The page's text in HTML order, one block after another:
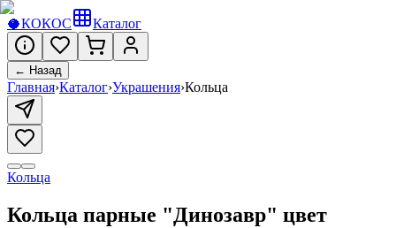
🥥КОКОС Каталог
← Назад
Главная›Каталог›Украшения›Кольца
Кольца
Кольца парные "Динозавр" цвет